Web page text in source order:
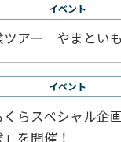
イベント
ツアー やまとい
イベント
くらスペシャル企
を開催！